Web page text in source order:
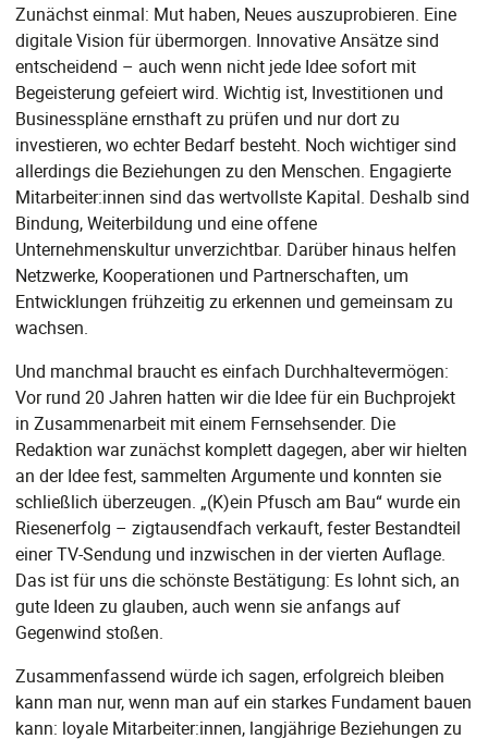
Zunächst einmal: Mut haben, Neues auszuprobieren. Eine
digitale Vision für übermorgen. Innovative Ansätze sind
entscheidend – auch wenn nicht jede Idee sofort mit
Begeisterung gefeiert wird. Wichtig ist, Investitionen und
Businesspläne ernsthaft zu prüfen und nur dort zu
investieren, wo echter Bedarf besteht. Noch wichtiger sind
allerdings die Beziehungen zu den Menschen. Engagierte
Mitarbeiter:innen sind das wertvollste Kapital. Deshalb sind
Bindung, Weiterbildung und eine offene
Unternehmenskultur unverzichtbar. Darüber hinaus helfen
Netzwerke, Kooperationen und Partnerschaften, um
Entwicklungen frühzeitig zu erkennen und gemeinsam zu
wachsen.
Und manchmal braucht es einfach Durchhaltevermögen:
Vor rund 20 Jahren hatten wir die Idee für ein Buchprojekt
in Zusammenarbeit mit einem Fernsehsender. Die
Redaktion war zunächst komplett dagegen, aber wir hielten
an der Idee fest, sammelten Argumente und konnten sie
schließlich überzeugen. „(K)ein Pfusch am Bau“ wurde ein
Riesenerfolg – zigtausendfach verkauft, fester Bestandteil
einer TV-Sendung und inzwischen in der vierten Auflage.
Das ist für uns die schönste Bestätigung: Es lohnt sich, an
gute Ideen zu glauben, auch wenn sie anfangs auf
Gegenwind stoßen.
Zusammenfassend würde ich sagen, erfolgreich bleiben
kann man nur, wenn man auf ein starkes Fundament bauen
kann: loyale Mitarbeiter:innen, langjährige Beziehungen zu